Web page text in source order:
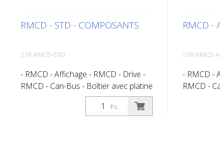
RMCD - STD - COMPOSANTS
STR-RMCD-STD
- RMCD - Affichage - RMCD - Drive -
RMCD - Can-Bus - Boîtier avec platine
et faisceau de câbles - RMCD -
Encodeur rotatif - Prise de câble M12
Pc.
RMCD -
STR-RMCD-
- RMCD -
RMCD -
et